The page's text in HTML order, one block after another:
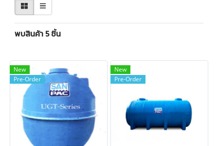
พบสินค้า 5 ชิ้น
New
Pre-Order
New
Pre-Order